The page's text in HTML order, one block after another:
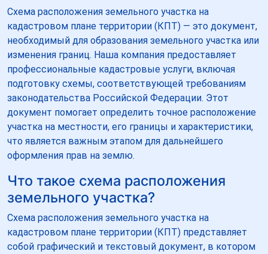
Схема расположения земельного участка на
кадастровом плане территории (КПТ) — это документ,
необходимый для образования земельного участка или
изменения границ. Наша компания предоставляет
профессиональные кадастровые услуги, включая
подготовку схемы, соответствующей требованиям
законодательства Российской Федерации. Этот
документ помогает определить точное расположение
участка на местности, его границы и характеристики,
что является важным этапом для дальнейшего
оформления прав на землю.
Что такое схема расположения
земельного участка?
Схема расположения земельного участка на
кадастровом плане территории (КПТ) представляет
собой графический и текстовый документ, в котором